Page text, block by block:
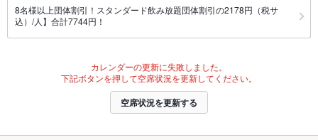
8名様以上団体割引！スタンダード飲み放題団体割引の2178円（税サ
込）/人】合計7744円！
カレンダーの更新に失敗しました。
下記ボタンを押して空席状況を更新してください。
空席状況を更新する